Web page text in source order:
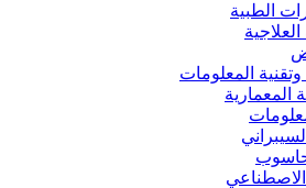
الطبية
العلاجية
المعلومات
المعمارية
الاصطناعي